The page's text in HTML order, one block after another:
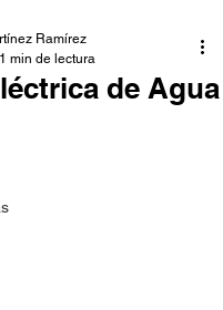
de Agua
Ramírez
1 min de lectura